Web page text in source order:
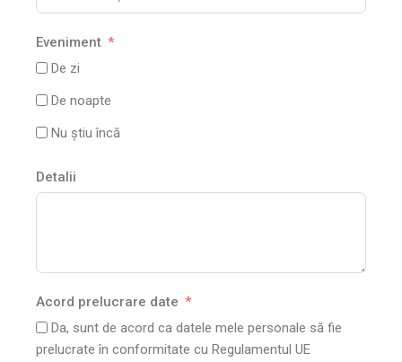
Eveniment
De zi
De noapte
Nu știu încă
Detalii
Acord prelucrare date
Da, sunt de acord ca datele mele personale să fie
prelucrate în conformitate cu Regulamentul UE